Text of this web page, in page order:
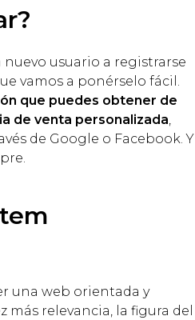
usuario a registrarse
vamos a ponérselo fácil.
que puedes obtener de
de venta personalizada,
de Google o Facebook. Y
una web orientada y
más relevancia, la figura del